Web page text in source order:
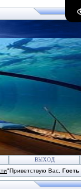
ВЫХОД
"Приветствую Вас Гость